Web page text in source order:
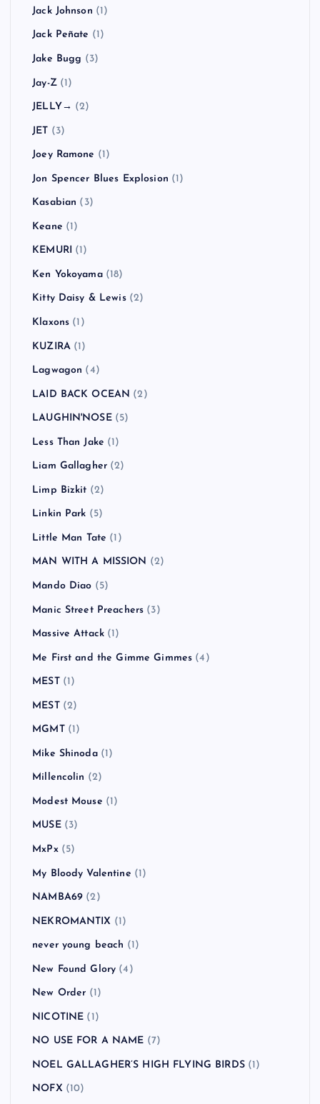
Jack Johnson (1)
Jack Peñate (1)
Jake Bugg (3)
Jay-Z(1)
JELLY→ (2)
JET (3)
Joey Ramone (1)
Jon Spencer Blues Explosion (1)
Kasabian (3)
Keane (1)
KEMURI (1)
Ken Yokoyama(18)
Kitty Daisy & Lewis(2)
Klaxons (1)
KUZIRA(1)
Lagwagon (4)
LAID BACK OCEAN (2)
LAUGHIN'NOSE(5)
Less Than Jake (1)
Liam Gallagher (2)
Limp Bizkit (2)
Linkin Park (5)
Little Man Tate (1)
MAN WITH A MISSION (2)
Mando Diao (5)
Manic Street Preachers (3)
Massive Attack (1)
Me First and the Gimme Gimmes (4)
MEST(1)
MEST(2)
MGMT(1)
Mike Shinoda(1)
Millencolin (2)
Modest Mouse (1)
MUSE(3)
MxPx(5)
My Bloody Valentine (1)
NAMBA69 (2)
NEKROMANTIX (1)
never young beach (1)
New Found Glory (4)
New Order (1)
NICOTINE (1)
NO USE FOR A NAME (7)
NOEL GALLAGHER’S HIGH FLYING BIRDS(1)
NOFX (10)